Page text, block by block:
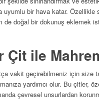
uyumlu bir hava katar.
de doğal bir dokunuş eklemek
Çit ile
vakit geçirebilmeniz için size
yardımcı olur. Bu
çevresel unsurlardan